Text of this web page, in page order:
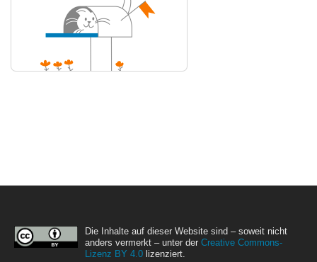
Die Inhalte auf dieser Website sind – soweit nicht
anders vermerkt – unter der Creative Commons-
Lizenz BY 4.0 lizenziert.